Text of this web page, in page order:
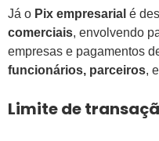
Já o Pix empresarial é
comerciais, envolvendo
empresas e pagamentos
funcionários, parceiros,
Limite de